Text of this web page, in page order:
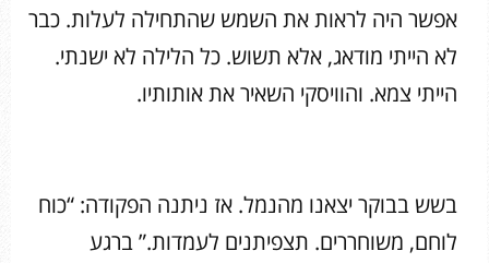
אפשר היה לראות את השמש שהתחילה לעלות. כבר
לא הייתי מודאג, אלא תשוש. כל הלילה לא ישנתי.
הייתי צמא. והוויסקי השאיר את אותותיו.
בשש בבוקר יצאנו מהנמל. אז ניתנה הפקודה: “כוח
לוחם, משוחררים. תצפיתנים לעמדות.” ברגע